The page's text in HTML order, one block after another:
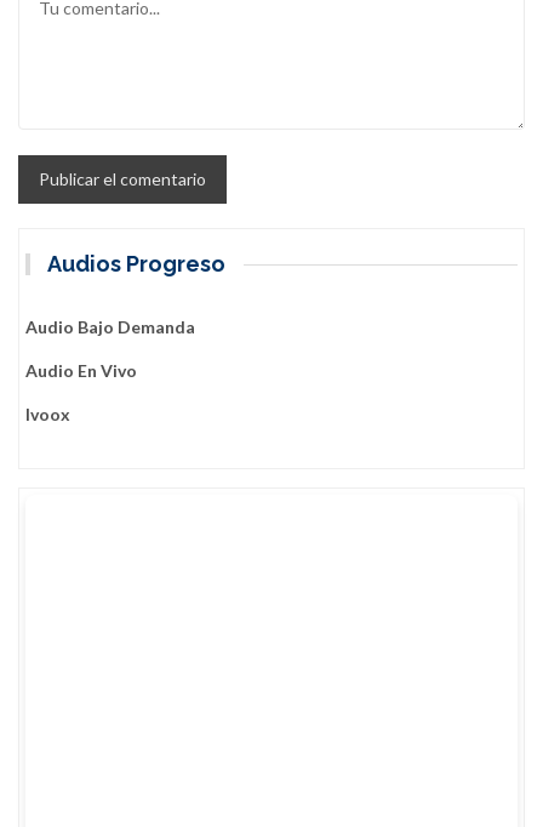
Audios Progreso
Audio Bajo Demanda
Audio En Vivo
Ivoox